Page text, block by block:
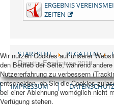
ERGEBNIS
ZEITEN
STARTSEITE REGATTEN
Regatta-Ergebnisse 2010
IMPRESSUM
Wir nutzen Cookies auf unserer
den Betrieb der Seite, während
Nutzererfahrung zu verbessern
entscheiden, ob Sie die Cookies
bei einer Ablehnung womöglich nicht
Verfügung stehen.